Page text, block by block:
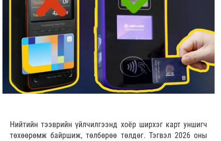
Нийтийн тээврийн үйлчилгээнд хоёр ширхэг карт уншигч
төхөөрөмж байршиж, төлбөрөө төлдөг. Тэгвэл 2026 оны